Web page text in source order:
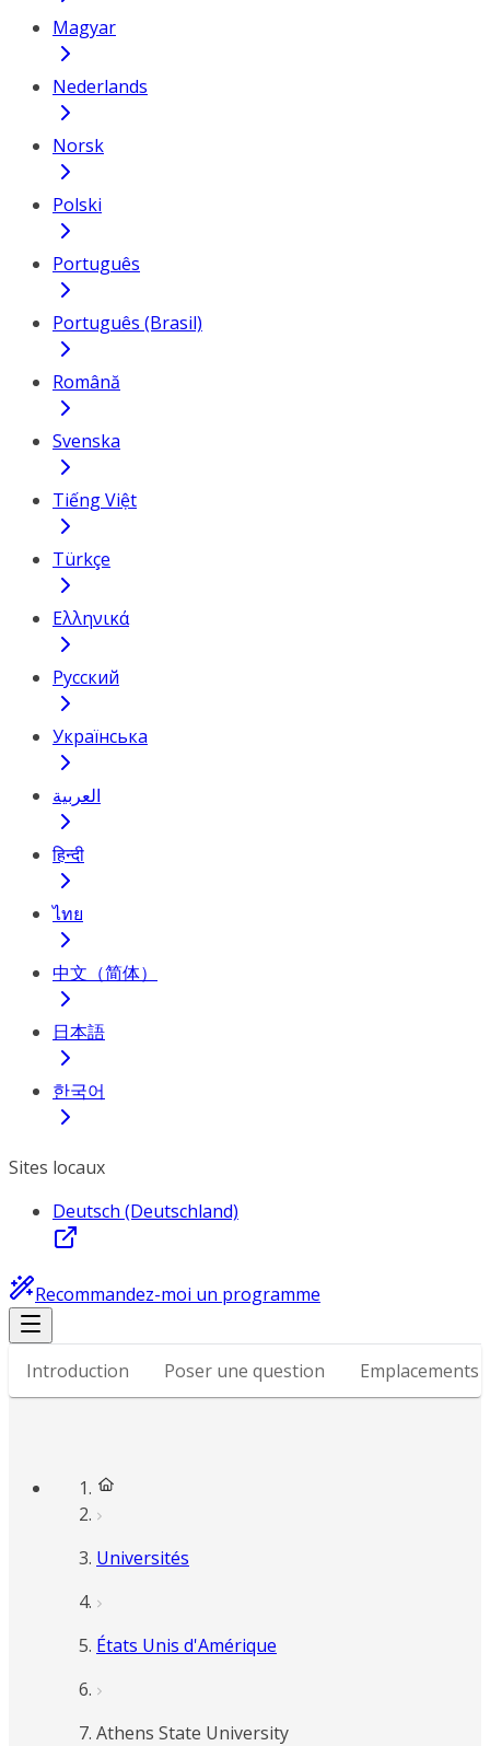
Magyar
Nederlands
Norsk
Polski
Português
Português (Brasil)
Română
Svenska
Tiếng Việt
Türkçe
Ελληνικά
Русский
Українська
العربية
हिन्दी
ไทย
中文（简体）
日本語
한국어
Sites locaux
Deutsch (Deutschland)
Recommandez-moi un programme
Introduction Poser une question Emplacements
Universités
États Unis d'Amérique
Athens State University